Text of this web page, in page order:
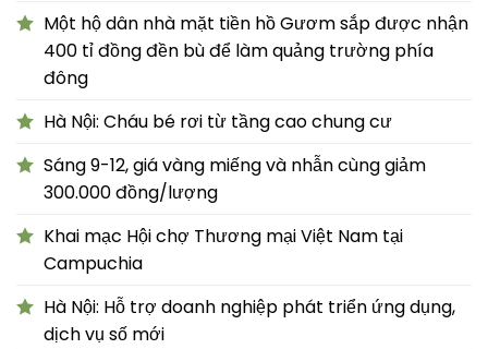
Một hộ dân nhà mặt tiền hồ Gươm sắp được nhận
400 tỉ đồng đền bù để làm quảng trường phía
đông
Hà Nội: Cháu bé rơi từ tầng cao chung cư
Sáng 9-12, giá vàng miếng và nhẫn cùng giảm
300.000 đồng/lượng
Khai mạc Hội chợ Thương mại Việt Nam tại
Campuchia
Hà Nội: Hỗ trợ doanh nghiệp phát triển ứng dụng,
dịch vụ số mới